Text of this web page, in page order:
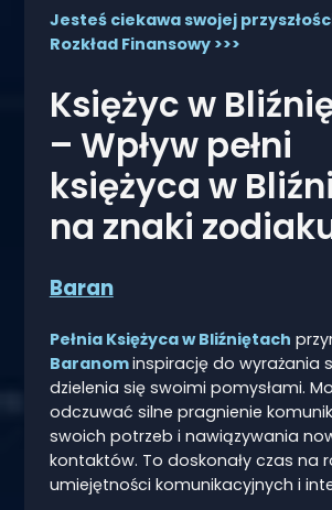
Jesteś ciekawa swojej
Rozkład Finansowy >>>
Księżyc w
– Wpływ pełni
księżyca w
na znaki
Baran
Pełnia Księżyca w Bliźniętach
Baranominspirację do wyrażania
dzielenia się swoimi pomysłami.
odczuwać silne pragnienie
swoich potrzeb i nawiązywania
kontaktów. To doskonały czas na
umiejętności komunikacyjnych i